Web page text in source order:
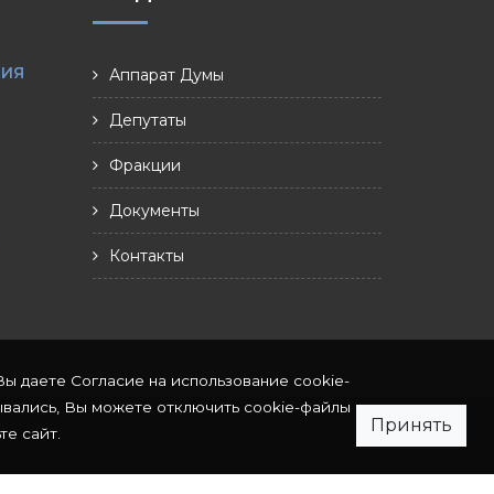
Аппарат Думы
Депутаты
Фракции
Документы
Контакты
даете Согласие на использование cookie-
Вы можете отключить cookie-файлы
сайт.
Принять